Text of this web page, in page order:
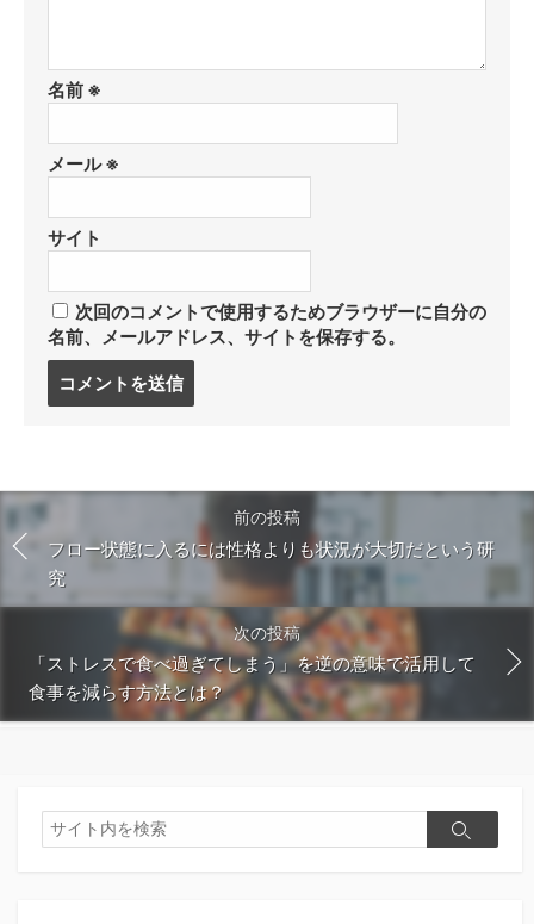
名前 ※
メール※
サイト
次回のコメントで使用するためブラウザーに自分の
名前、メールアドレス、サイトを保存する。
る
前の投稿
フロー状態に入るには性格よりも状況が大切だという研
究
次の投稿
「ストレスで食べ過ぎてしまう」を逆の意味で活用して
食事を減らす方法とは？
検
索
検